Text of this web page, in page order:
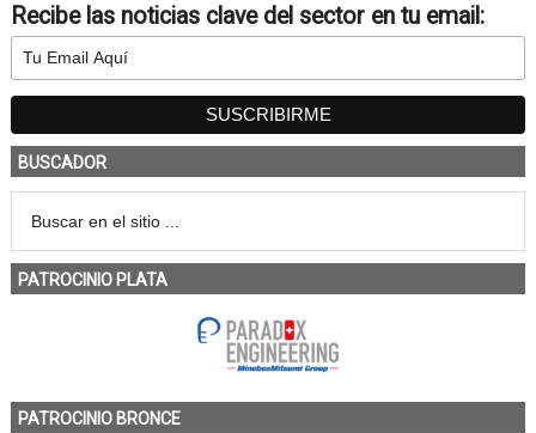
Recibe las noticias clave del sector en tu email:
BUSCADOR
PATROCINIO PLATA
PATROCINIO BRONCE